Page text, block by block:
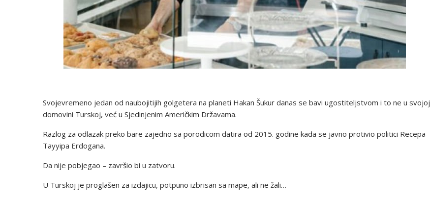
Svojevremeno jedan od naubojitijih golgetera na planeti Hakan Šukur danas se bavi ugostiteljstvom i to ne u svojoj
domovini Turskoj, već u Sjedinjenim Američkim Državama.
Razlog za odlazak preko bare zajedno sa porodicom datira od 2015. godine kada se javno protivio politici Recepa
Tayyipa Erdogana.
Da nije pobjegao – završio bi u zatvoru.
U Turskoj je proglašen za izdajicu, potpuno izbrisan sa mape, ali ne žali…